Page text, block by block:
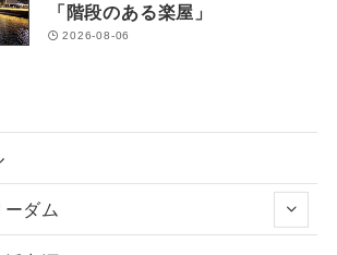
「階段のある楽屋」
2026-08-06
ダム